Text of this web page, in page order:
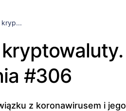
kryp...
#306
z koronawirusem i jego